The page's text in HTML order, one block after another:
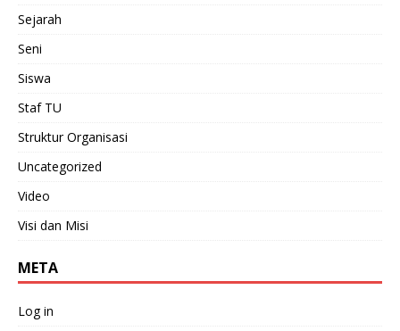
Sejarah
Seni
Siswa
Staf TU
Struktur Organisasi
Uncategorized
Video
Visi dan Misi
META
Log in